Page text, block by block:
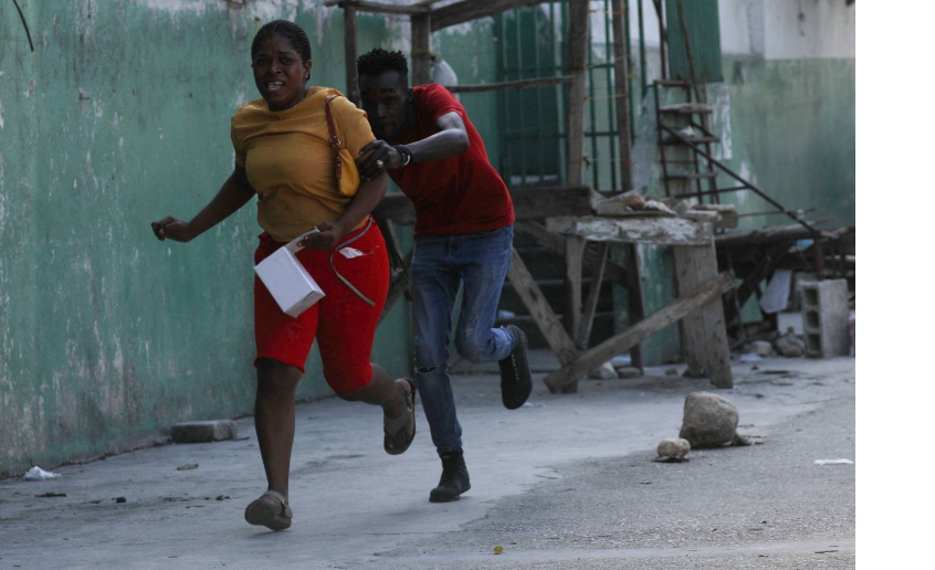
في السياق، أشار رئيس أركان القوات المسلّحة البيلاروسية الجنرال فيكتور غوليفيتش إلى أنّه «في
إطار هذا الحدث، تمّت إعادة نشر جزء من القوات ووسائل الطيران في مطار احتياطي»، لافتاً إلى أنّه
«فور إنجاز عملية الانتشار هذه، سنستعرض المسائل المتعلّقة بالاستعدادات لاستخدام الأسلحة النووية
غير الاستراتيجية».
وفي أوكرانيا، فكّكت أجهزة الأمن شبكة من العملاء التابعين لجهاز الأمن الفدرالي الروسي «كانوا
يعدّون لاغتيال الرئيس الأوكراني» فولوديمير زيلينسكي ومسؤولين كبار آخرين، مثل رئيس جهاز
الاستخبارات العسكرية كيريلو بودانوف، بناءً على أوامر من موسكو. وأوقفت الأجهزة الأوكرانية
ضابطَي أمن، مشيرةً إلى أن المشتبه فيهما اللذَين أوقفا «شخصان برتبة كولونيل» من جهاز الدولة
الأوكراني الذي يتولّى أمن المسؤولين الحكوميين.
وذكرت الأجهزة أن هذه الشبكة كانت «تحت إشراف» جهاز الأمن الفدرالي الروسي ويُشتبه في أن
المسؤولَين «نقلا معلومات سرّية» إلى روسيا، مؤكدةً أنهما كانا يُريدان تجنيد عسكريين «مقرّبين من
جهاز أمن» زيلينسكي بهدف «احتجازه كرهينة وقتله». وكشفت أجهزة الأمن الأوكرانية أن أحد أعضاء
هذه الشبكة حصل على مسيّرات ومتفجّرات.
من جهة أخرى، انتقد الرئيس الصيني شي جينبينغ في تصريحات لصحيفة «بوليتيكا» الصربية قبل وصوله
إلى العاصمة بلغراد، حلف «الناتو»، على خلفية قصفه «الفاضح» للسفارة الصينية في يوغوسلافيا عام
1999، محذّراً من أن بكين «لن تسمح قط بتكرار حدث تاريخي مأسوي كهذا».